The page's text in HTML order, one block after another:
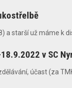
a starší už máme k
v SC
účast (za